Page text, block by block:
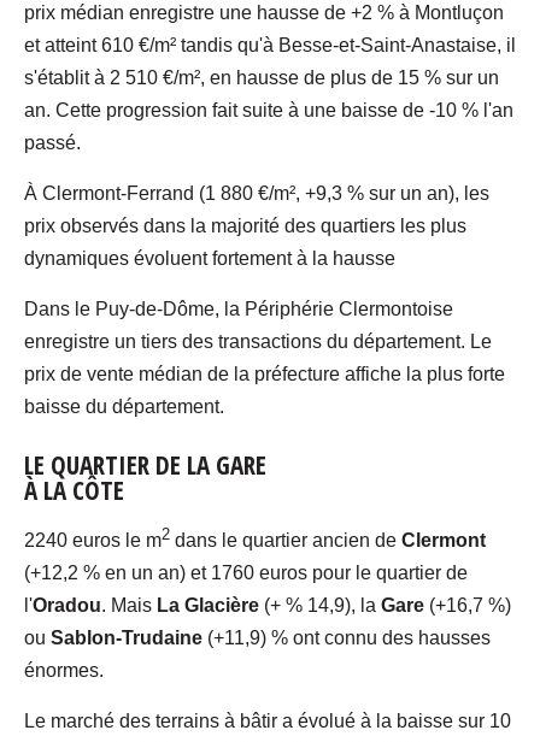
prix médian enregistre une hausse de +2 % à Montluçon
et atteint 610 €/m² tandis qu'à Besse-et-Saint-Anastaise, il
s'établit à 2 510 €/m², en hausse de plus de 15 % sur un
an. Cette progression fait suite à une baisse de -10 % l'an
passé.
À Clermont-Ferrand (1 880 €/m², +9,3 % sur un an), les
prix observés dans la majorité des quartiers les plus
dynamiques évoluent fortement à la hausse
Dans le Puy-de-Dôme, la Périphérie Clermontoise
enregistre un tiers des transactions du département. Le
prix de vente médian de la préfecture affiche la plus forte
baisse du département.
LE QUARTIER DE LA GARE
À LA CÔTE
2240 euros le m2 dans le quartier ancien de Clermont
(+12,2 % en un an) et 1760 euros pour le quartier de
l'Oradou. Mais La Glacière (+ % 14,9), la Gare (+16,7 %)
ou Sablon-Trudaine (+11,9) % ont connu des hausses
énormes.
Le marché des terrains à bâtir a évolué à la baisse sur 10